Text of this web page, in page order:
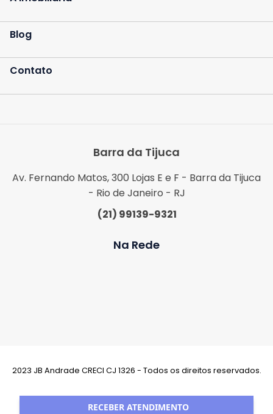
RECEBER ATENDIMENTO
Blog
Contato
Barra da Tijuca
Av. Fernando Matos, 300 Lojas E e F - Barra da Tijuca
- Rio de Janeiro - RJ
(21) 99139-9321
Na Rede
2023 JB Andrade CRECI CJ 1326 - Todos os direitos reservados.